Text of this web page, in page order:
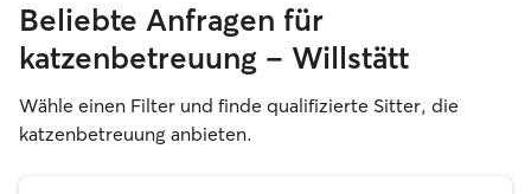
Beliebte Anfragen für
katzenbetreuung – Willstätt
Wähle einen Filter und finde qualifizierte Sitter, die
katzenbetreuung anbieten.